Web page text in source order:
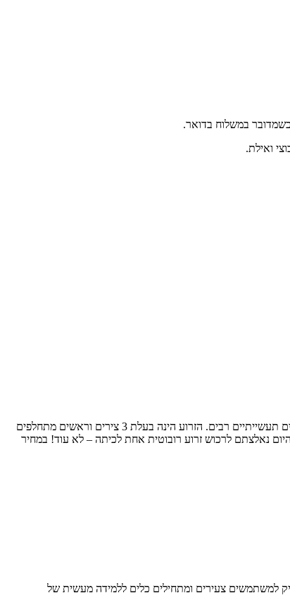
ה-Magician הינה זרוע רובוטית רב-שימושית שולחנית המיועדת ללימוד פרקטי של תכנות ותחומים נוספים כגון תעשייה, ייצור, לוגיקה, ראיה ממוחשבת ויישומים תעשייתיים רבים. הזרוע הינה בעלת 3 צירים וראשים מתחלפים
וציור, מיקום והשמה של אובייקטים. הזרוע תומכת ב13 כניסות ויציאות נוספות ובכ20 שפות תכנות. עד היום נאלצתם לרכוש זרוע רובוטית אחת לכיתה – לא עוד! במחיר
למשתמשים צעירים ומתחילים כלים ללמידה מעשית של